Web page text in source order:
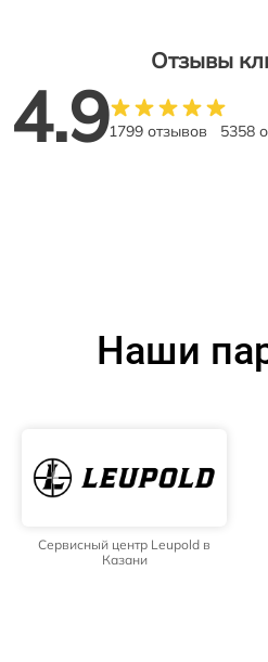
Отзывы
4.91799 отзывов 5358
Наши
Сервисный центр Leupold в
Казани